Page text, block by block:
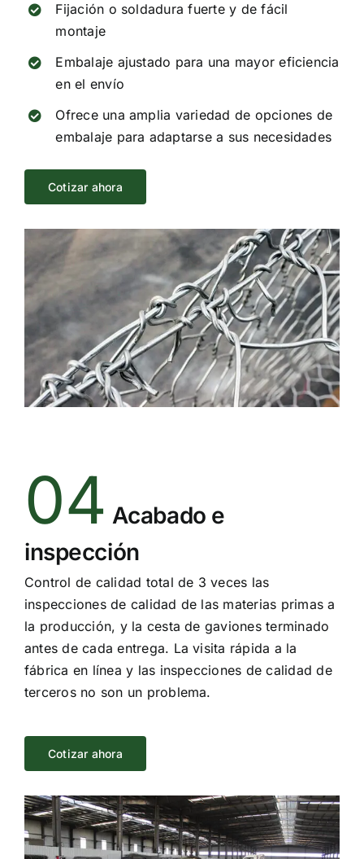
Fijación o soldadura fuerte y de fácil
montaje
Embalaje ajustado para una mayor eficiencia
en el envío
Ofrece una amplia variedad de opciones de
embalaje para adaptarse a sus necesidades
Cotizar ahora
04 Acabado e
inspección
Control de calidad total de 3 veces las
inspecciones de calidad de las materias primas a
la producción, y la cesta de gaviones terminado
antes de cada entrega. La visita rápida a la
fábrica en línea y las inspecciones de calidad de
terceros no son un problema.
Cotizar ahora